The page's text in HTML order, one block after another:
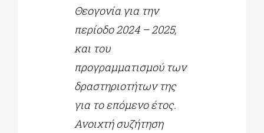
Θεογονία για την
περίοδο 2024 – 2025,
και του
προγραμματισμού των
δραστηριοτήτων της
για το επόμενο έτος.
Ανοιχτή συζήτηση